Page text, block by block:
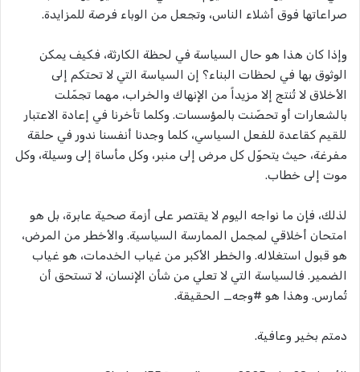
صراعاتها فوق أشلاء الناس، وتجعل من الوباء فرصة للمزايدة.
وإذا كان هذا هو حال السياسة في لحظة الكارثة، فكيف يمكن
الوثوق بها في لحظات البناء؟ إن السياسة التي لا تحتكم إلى
الأخلاق لا تُنتج إلا مزيداً من الإنهاك والخراب، مهما تجمّلت
بالشعارات أو تحصّنت بالمؤسسات. وكلما تأخرنا في إعادة الاعتبار
للقيم كقاعدة للفعل السياسي، كلما وجدنا أنفسنا ندور في حلقة
مفرغة، حيث يتحوّل كل مرض إلى منبر، وكل مأساة إلى وسيلة، وكل
موت إلى خطاب.
لذلك، فإن ما نواجه اليوم لا يقتصر على أزمة صحية عابرة، بل هو
امتحان أخلاقي لمجمل الممارسة السياسية. والأخطر من المرض،
هو قبول استغلاله. والخطر الأكبر من غياب الخدمات، هو غياب
الضمير. فالسياسة التي لا تعلي من شأن الإنسان، لا تستحق أن
تُمارس. وهذا هو #وجه_ الحقيقة.
دمتم بخير وعافية.